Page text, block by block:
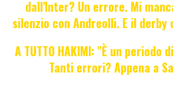
dall'Inter? Un errore. Mi
silenzio con Andreolli. E il
A TUTTO HAKIMI: "È un periodo
Tanti errori? Appena a